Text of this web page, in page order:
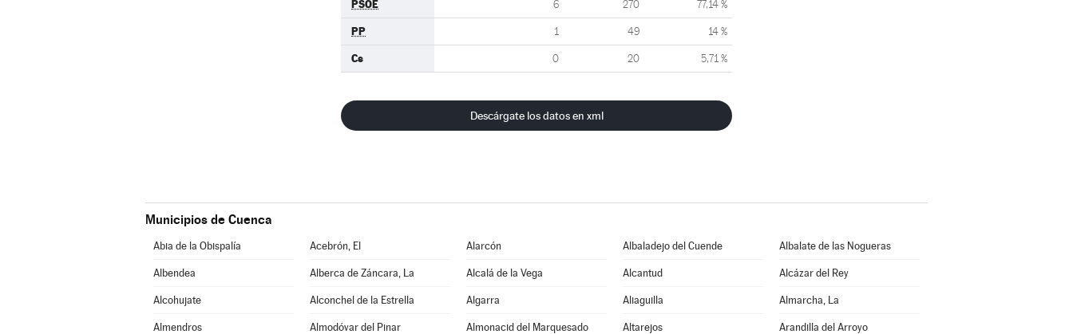
PSOE 6 270 77,14 %
PP 1 49 14 %
Cs 0 20 5,71 %
Descárgate los datos en xml
Municipios de Cuenca
Abia de la Obispalía Acebrón, El Alarcón Albaladejo del Cuende Albalate de las Nogueras
Albendea Alberca de Záncara, La Alcalá de la Vega Alcantud Alcázar del Rey
Alcohujate Alconchel de la Estrella Algarra Aliaguilla Almarcha, La
Almendros Almodóvar del Pinar Almonacid del Marquesado Altarejos Arandilla del Arroyo